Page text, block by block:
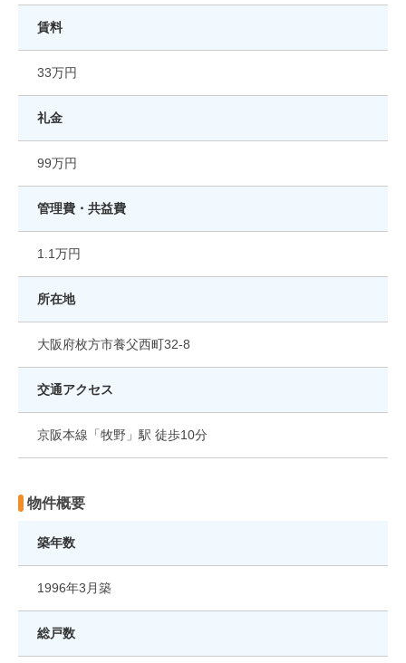
賃料
33万円
礼金
99万円
管理費・共益費
1.1万円
所在地
大阪府枚方市養父西町32-8
交通アクセス
京阪本線「牧野」駅 徒歩10分
物件概要
築年数
1996年3月築
総戸数